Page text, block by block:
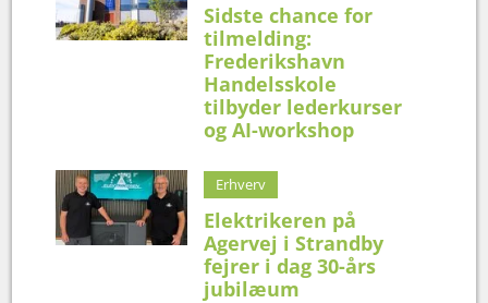
Sidste chance for
tilmelding:
Frederikshavn
Handelsskole
tilbyder lederkurser
og AI-workshop
Erhverv
Elektrikeren på
Agervej i Strandby
fejrer i dag 30-års
jubilæum